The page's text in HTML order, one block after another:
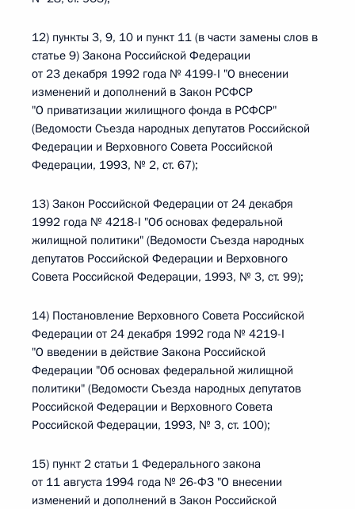
12) пункты 3, 9, 10 и пункт 11 (в части замены слов в
статье 9) Закона Российской Федерации
от 23 декабря 1992 года № 4199-I "О внесении
изменений и дополнений в Закон РСФСР
"О приватизации жилищного фонда в РСФСР"
(Ведомости Съезда народных депутатов Российской
Федерации и Верховного Совета Российской
Федерации, 1993, № 2, ст. 67);
13) Закон Российской Федерации от 24 декабря
1992 года № 4218-I "Об основах федеральной
жилищной политики" (Ведомости Съезда народных
депутатов Российской Федерации и Верховного
Совета Российской Федерации, 1993, № 3, ст. 99);
14) Постановление Верховного Совета Российской
Федерации от 24 декабря 1992 года № 4219-I
"О введении в действие Закона Российской
Федерации "Об основах федеральной жилищной
политики" (Ведомости Съезда народных депутатов
Российской Федерации и Верховного Совета
Российской Федерации, 1993, № 3, ст. 100);
15) пункт 2 статьи 1 Федерального закона
от 11 августа 1994 года № 26-ФЗ "О внесении
изменений и дополнений в Закон Российской